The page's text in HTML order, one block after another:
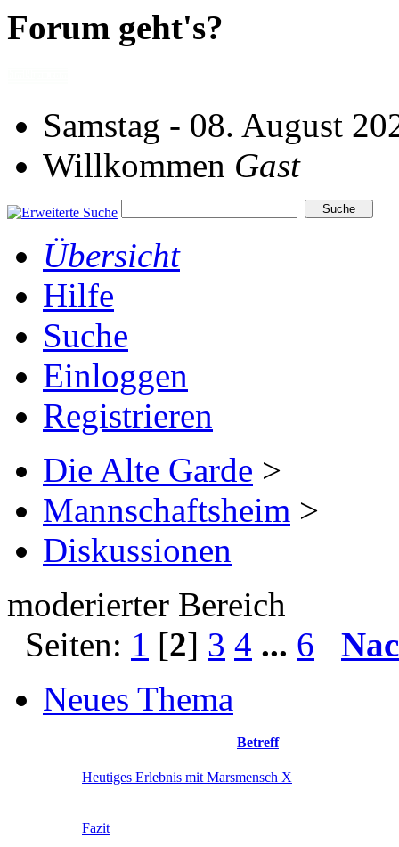
Forum geht's?
Samstag - 08. August
Willkommen Gast
Übersicht
Hilfe
Suche
Einloggen
Registrieren
Die Alte Garde >
Mannschaftsheim >
Diskussionen
moderierter Bereich
Seiten: 1 [2] 3 4 ... 6
Neues Thema
Betreff
Heutiges Erlebnis mit Marsmensch X
Fazit